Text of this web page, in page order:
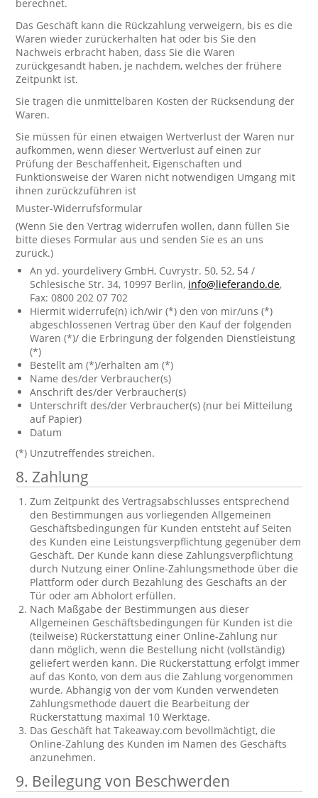
berechnet.
Das Geschäft kann die Rückzahlung verweigern, bis es die
Waren wieder zurückerhalten hat oder bis Sie den
Nachweis erbracht haben, dass Sie die Waren
zurückgesandt haben, je nachdem, welches der frühere
Zeitpunkt ist.
Sie tragen die unmittelbaren Kosten der Rücksendung der
Waren.
Sie müssen für einen etwaigen Wertverlust der Waren nur
aufkommen, wenn dieser Wertverlust auf einen zur
Prüfung der Beschaffenheit, Eigenschaften und
Funktionsweise der Waren nicht notwendigen Umgang mit
ihnen zurückzuführen ist
Muster-Widerrufsformular
(Wenn Sie den Vertrag widerrufen wollen, dann füllen Sie
bitte dieses Formular aus und senden Sie es an uns
zurück.)
An yd. yourdelivery GmbH, Cuvrystr. 50, 52, 54 /
Schlesische Str. 34, 10997 Berlin, info@lieferando.de,
Fax: 0800 202 07 702
Hiermit widerrufe(n) ich/wir (*) den von mir/uns (*)
abgeschlossenen Vertrag über den Kauf der folgenden
Waren (*)/ die Erbringung der folgenden Dienstleistung
(*)
Bestellt am (*)/erhalten am (*)
Name des/der Verbraucher(s)
Anschrift des/der Verbraucher(s)
Unterschrift des/der Verbraucher(s) (nur bei Mitteilung
auf Papier)
Datum
(*) Unzutreffendes streichen.
8. Zahlung
Zum Zeitpunkt des Vertragsabschlusses entsprechend
den Bestimmungen aus vorliegenden Allgemeinen
Geschäftsbedingungen für Kunden entsteht auf Seiten
des Kunden eine Leistungsverpflichtung gegenüber dem
Geschäft. Der Kunde kann diese Zahlungsverpflichtung
durch Nutzung einer Online-Zahlungsmethode über die
Plattform oder durch Bezahlung des Geschäfts an der
Tür oder am Abholort erfüllen.
Nach Maßgabe der Bestimmungen aus dieser
Allgemeinen Geschäftsbedingungen für Kunden ist die
(teilweise) Rückerstattung einer Online-Zahlung nur
dann möglich, wenn die Bestellung nicht (vollständig)
geliefert werden kann. Die Rückerstattung erfolgt immer
auf das Konto, von dem aus die Zahlung vorgenommen
wurde. Abhängig von der vom Kunden verwendeten
Zahlungsmethode dauert die Bearbeitung der
Rückerstattung maximal 10 Werktage.
Das Geschäft hat Takeaway.com bevollmächtigt, die
Online-Zahlung des Kunden im Namen des Geschäfts
anzunehmen.
9. Beilegung von Beschwerden